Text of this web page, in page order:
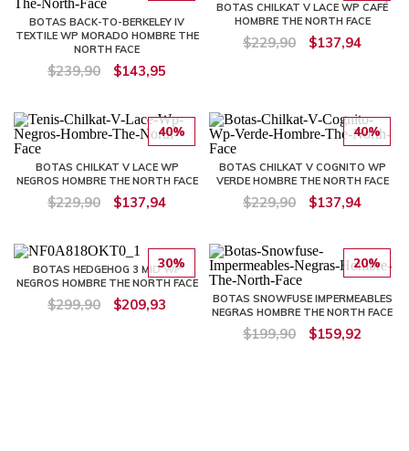
BOTAS BACK-TO-BERKELEY IV
TEXTILE WP MORADO HOMBRE THE
NORTH FACE
$239,90 $143,95
BOTAS CHILKAT V LACE WP CAFÉ
HOMBRE THE NORTH FACE
$229,90 $137,94
40%
BOTAS CHILKAT V LACE WP
NEGROS HOMBRE THE NORTH FACE
$229,90 $137,94
40%
BOTAS CHILKAT V COGNITO WP
VERDE HOMBRE THE NORTH FACE
$229,90 $137,94
30%
BOTAS HEDGEHOG 3 MID WP
NEGROS HOMBRE THE NORTH FACE
$299,90 $209,93
20%
BOTAS SNOWFUSE IMPERMEABLES
NEGRAS HOMBRE THE NORTH FACE
$199,90 $159,92